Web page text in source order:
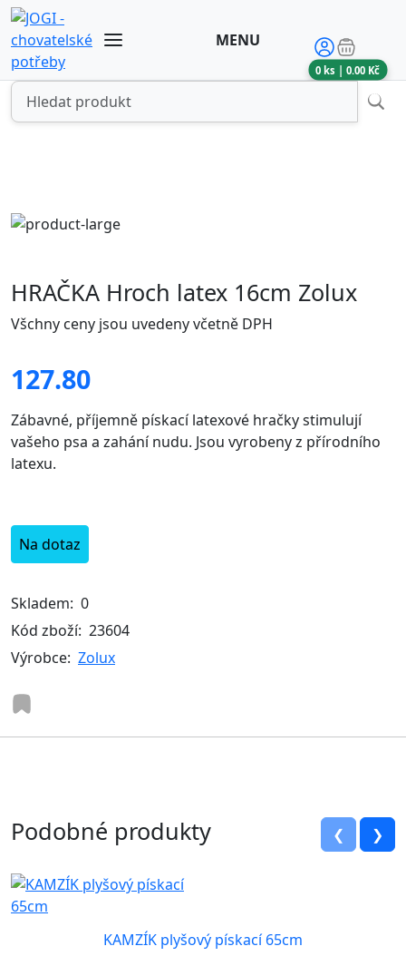
MENU
0 ks |0.00 Kč
HRAČKA Hroch latex 16cm Zolux
Všchny ceny jsou uvedeny včetně DPH
127.80
Zábavné, příjemně pískací latexové hračky stimulují
vašeho psa a zahání nudu. Jsou vyrobeny z přírodního
latexu.
Na dotaz
Skladem: 0
Kód zboží: 23604
Výrobce: Zolux
Podobné produkty ❮ ❯
KAMZÍK plyšový pískací 65cm